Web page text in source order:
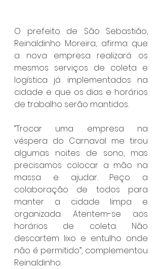
O prefeito de São Sebastião,
Reinaldinho Moreira, afirma que
a nova empresa realizará os
mesmos serviços de coleta e
logística já implementados na
cidade e que os dias e horários
de trabalho serão mantidos.
“Trocar uma empresa na
véspera do Carnaval me tirou
algumas noites de sono, mas
precisamos colocar a mão na
massa e ajudar. Peço a
colaboração de todos para
manter a cidade limpa e
organizada. Atentem-se aos
horários de coleta. Não
descartem lixo e entulho onde
não é permitido”, complementou
Reinaldinho.